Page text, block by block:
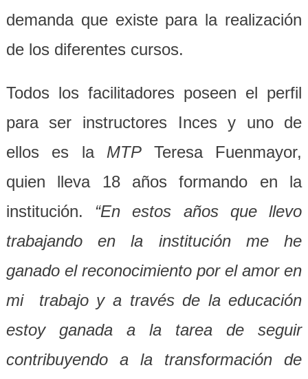
demanda que existe para la realización
de los diferentes cursos.
Todos los facilitadores poseen el perfil
para ser instructores Inces y uno de
ellos es laMTP Teresa Fuenmayor,
quien lleva 18 años formando en la
institución. “En estos años que llevo
trabajando en la institución me he
ganado el reconocimiento por el amor en
mi trabajo y a través de la educación
estoy ganada a la tarea de seguir
contribuyendo a la transformación de